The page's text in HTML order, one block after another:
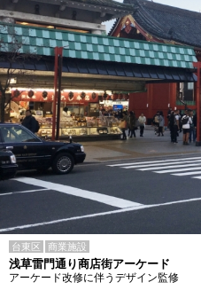
台東区 商業施設
浅草雷門通り商店街アーケード
アーケード改修に伴うデザイン監修